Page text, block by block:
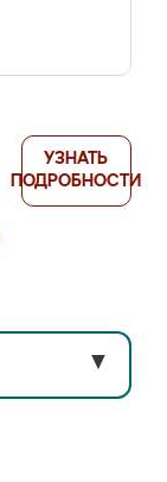
УЗНАТЬ
ПОДРОБНОСТИ
▼